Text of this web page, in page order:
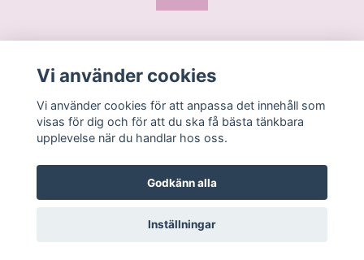
Kontakt
Köpvillkor
Vi använder cookies
Vi använder cookies för att anpassa det innehåll som
visas för dig och för att du ska få bästa tänkbara
upplevelse när du handlar hos oss.
Godkänn alla
Inställningar